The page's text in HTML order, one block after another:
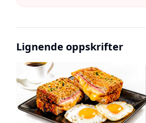
Lignende oppskrifter